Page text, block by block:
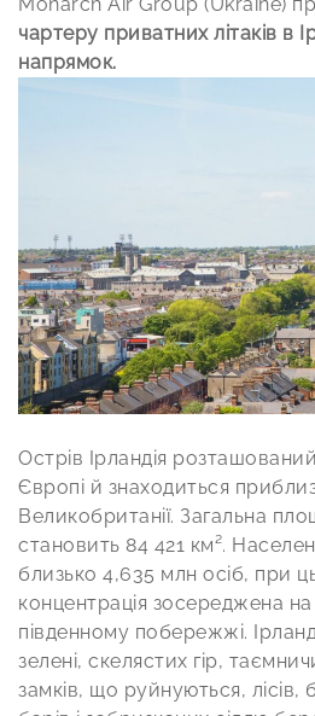
чартеру приватних літаків в
напрямок.
Острів Ірландія розташований
Європі й знаходиться
Великобританії. Загальна
становить 84 421 км².
близько 4,635 млн осіб, при
концентрація зосереджена на
південному побережжі.
зелені, скелястих гір,
замків, що руйнуються,